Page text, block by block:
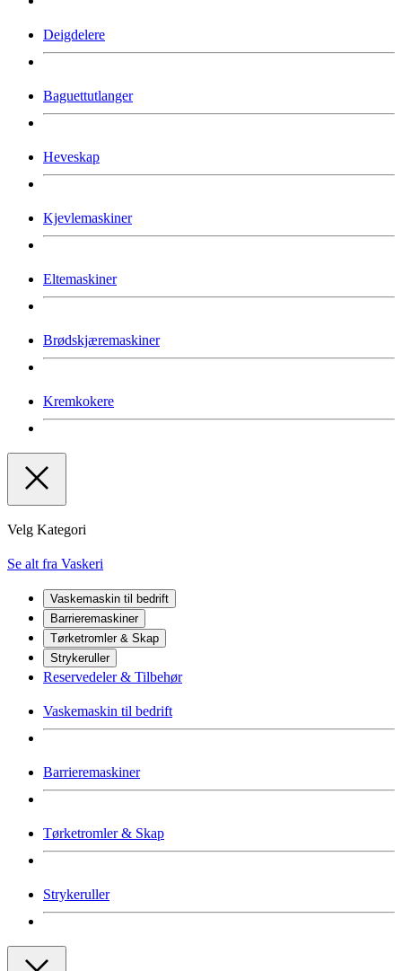
Deigdelere
Baguettutlanger
Heveskap
Kjevlemaskiner
Eltemaskiner
Brødskjæremaskiner
Kremkokere
Velg Kategori
Se alt fra Vaskeri
Vaskemaskin til bedrift
Barrieremaskiner
Tørketromler & Skap
Strykeruller
Reservedeler & Tilbehør
Vaskemaskin til bedrift
Barrieremaskiner
Tørketromler & Skap
Strykeruller